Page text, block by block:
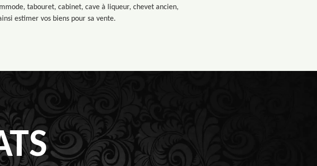
tabouret, cabinet, cave à liqueur, chevet ancien,
estimer vos biens pour sa vente.